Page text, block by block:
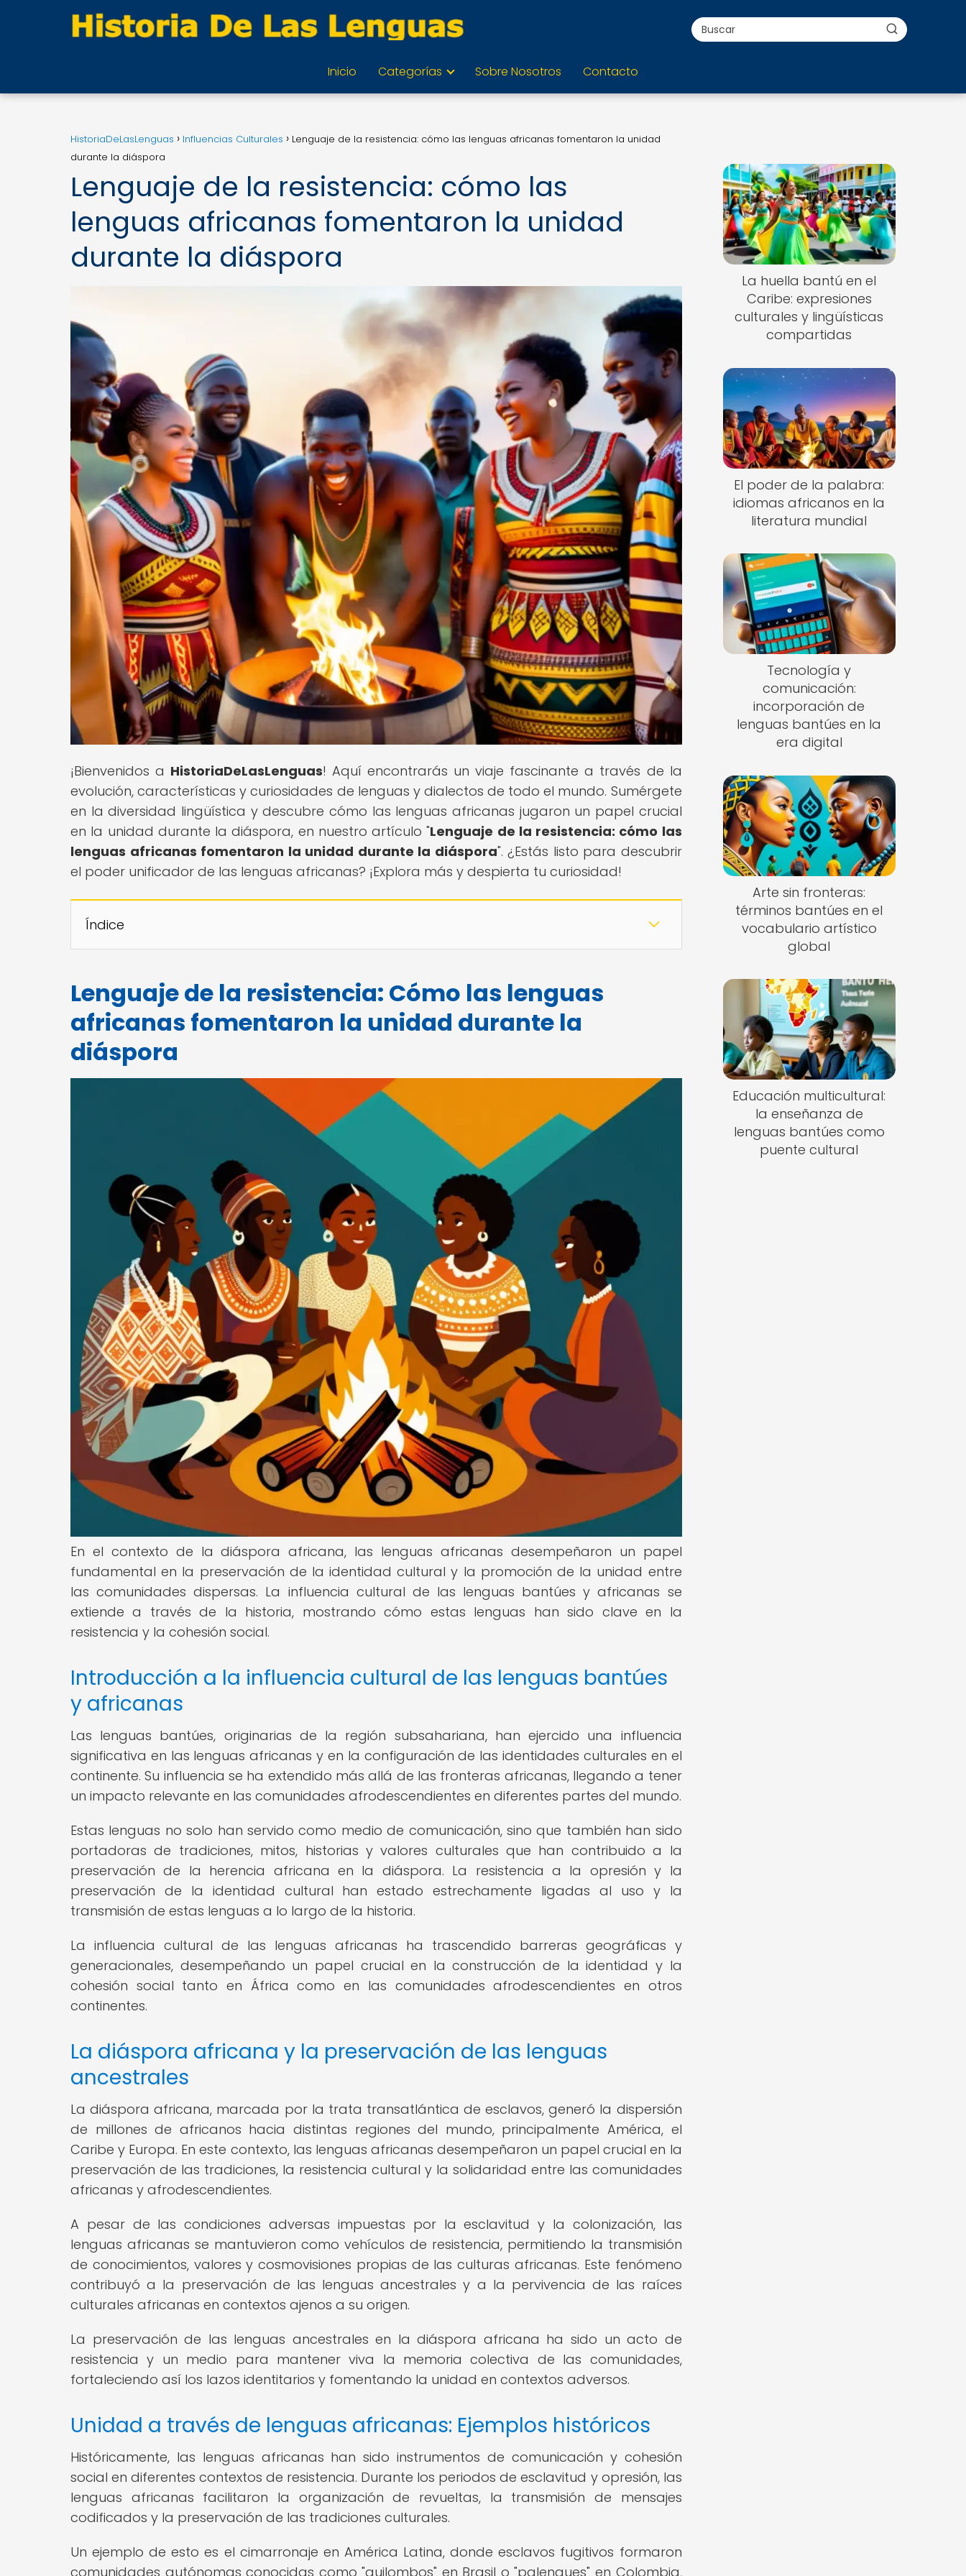
Inicio Categorías Sobre Nosotros Contacto
HistoriaDeLasLenguas Influencias Culturales
Lenguaje de la resistencia: cómo las lenguas africanas fomentaron la unidad
durante la diáspora
Lenguaje de la resistencia: cómo las
lenguas africanas fomentaron la unidad
durante la diáspora
¡Bienvenidos a HistoriaDeLasLenguas! Aquí encontrarás un viaje fascinante a través de la
evolución, características y curiosidades de lenguas y dialectos de todo el mundo. Sumérgete
en la diversidad lingüística y descubre cómo las lenguas africanas jugaron un papel crucial
en la unidad durante la diáspora, en nuestro artículo "Lenguaje de la resistencia: cómo las
lenguas africanas fomentaron la unidad durante la diáspora". ¿Estás listo para descubrir
el poder unificador de las lenguas africanas? ¡Explora más y despierta tu curiosidad!
Índice
Lenguaje de la resistencia: Cómo las lenguas
africanas fomentaron la unidad durante la
diáspora
En el contexto de la diáspora africana, las lenguas africanas desempeñaron un papel
fundamental en la preservación de la identidad cultural y la promoción de la unidad entre
las comunidades dispersas. La influencia cultural de las lenguas bantúes y africanas se
extiende a través de la historia, mostrando cómo estas lenguas han sido clave en la
resistencia y la cohesión social.
Introducción a la influencia cultural de las lenguas bantúes
y africanas
Las lenguas bantúes, originarias de la región subsahariana, han ejercido una influencia
significativa en las lenguas africanas y en la configuración de las identidades culturales en el
continente. Su influencia se ha extendido más allá de las fronteras africanas, llegando a tener
un impacto relevante en las comunidades afrodescendientes en diferentes partes del mundo.
Estas lenguas no solo han servido como medio de comunicación, sino que también han sido
portadoras de tradiciones, mitos, historias y valores culturales que han contribuido a la
preservación de la herencia africana en la diáspora. La resistencia a la opresión y la
preservación de la identidad cultural han estado estrechamente ligadas al uso y la
transmisión de estas lenguas a lo largo de la historia.
La influencia cultural de las lenguas africanas ha trascendido barreras geográficas y
generacionales, desempeñando un papel crucial en la construcción de la identidad y la
cohesión social tanto en África como en las comunidades afrodescendientes en otros
continentes.
La diáspora africana y la preservación de las lenguas
ancestrales
La diáspora africana, marcada por la trata transatlántica de esclavos, generó la dispersión
de millones de africanos hacia distintas regiones del mundo, principalmente América, el
Caribe y Europa. En este contexto, las lenguas africanas desempeñaron un papel crucial en la
preservación de las tradiciones, la resistencia cultural y la solidaridad entre las comunidades
africanas y afrodescendientes.
A pesar de las condiciones adversas impuestas por la esclavitud y la colonización, las
lenguas africanas se mantuvieron como vehículos de resistencia, permitiendo la transmisión
de conocimientos, valores y cosmovisiones propias de las culturas africanas. Este fenómeno
contribuyó a la preservación de las lenguas ancestrales y a la pervivencia de las raíces
culturales africanas en contextos ajenos a su origen.
La preservación de las lenguas ancestrales en la diáspora africana ha sido un acto de
resistencia y un medio para mantener viva la memoria colectiva de las comunidades,
fortaleciendo así los lazos identitarios y fomentando la unidad en contextos adversos.
Unidad a través de lenguas africanas: Ejemplos históricos
Históricamente, las lenguas africanas han sido instrumentos de comunicación y cohesión
social en diferentes contextos de resistencia. Durante los periodos de esclavitud y opresión, las
lenguas africanas facilitaron la organización de revueltas, la transmisión de mensajes
codificados y la preservación de las tradiciones culturales.
Un ejemplo de esto es el cimarronaje en América Latina, donde esclavos fugitivos formaron
comunidades autónomas conocidas como "quilombos" en Brasil o "palenques" en Colombia,
La huella bantú en el
Caribe: expresiones
culturales y lingüísticas
compartidas
El poder de la palabra:
idiomas africanos en la
literatura mundial
Tecnología y
comunicación:
incorporación de
lenguas bantúes en la
era digital
Arte sin fronteras:
términos bantúes en el
vocabulario artístico
global
Educación multicultural:
la enseñanza de
lenguas bantúes como
puente cultural